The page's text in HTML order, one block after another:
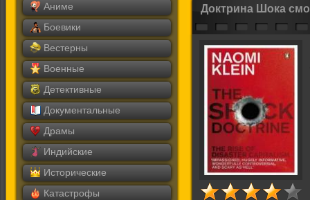
Аниме
Боевики
Вестерны
Военные
Детективные
Документальные
Драмы
Индийские
Исторические
Катастрофы
Доктрина Шока